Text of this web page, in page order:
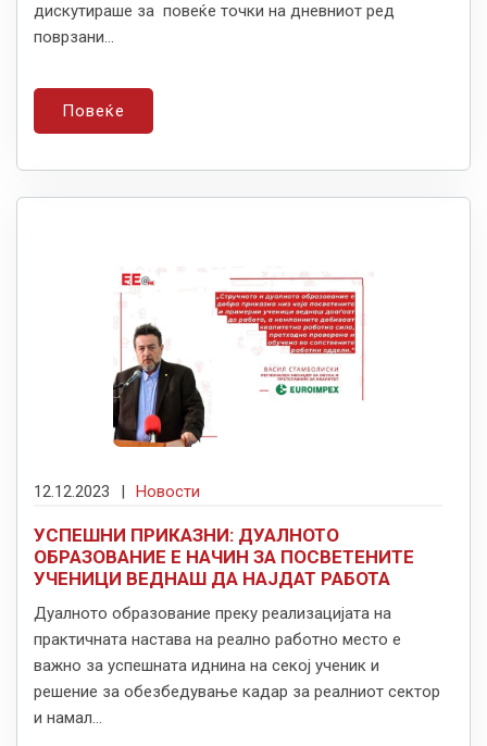
дискутираше за повеќе точки на дневниот ред
поврзани...
Повеќе
12.12.2023 | Новости
УСПЕШНИ ПРИКАЗНИ: ДУАЛНОТО
ОБРАЗОВАНИЕ Е НАЧИН ЗА ПОСВЕТЕНИТЕ
УЧЕНИЦИ ВЕДНАШ ДА НАЈДАТ РАБОТА
Дуалното образование преку реализацијата на
практичната настава на реално работно место е
важно за успешната иднина на секој ученик и
решение за обезбедување кадар за реалниот сектор
и намал...